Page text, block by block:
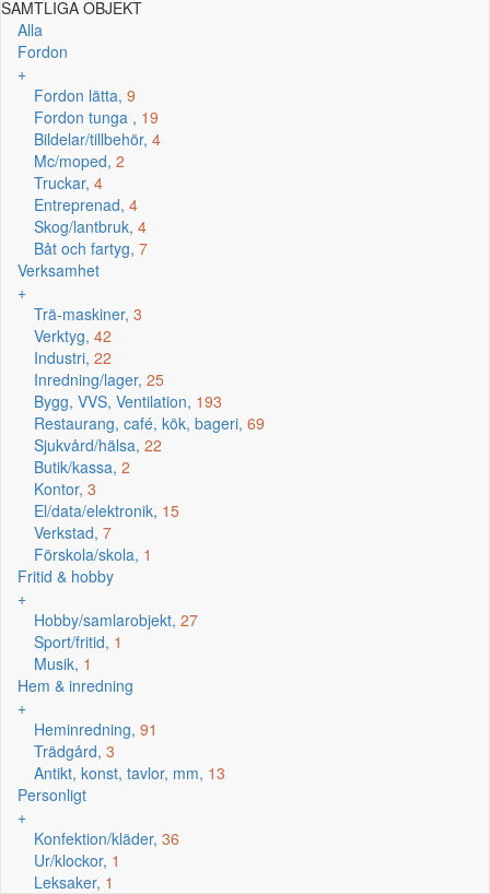
SAMTLIGA OBJEKT
Alla
Fordon
+
Fordon lätta, 9
Fordon tunga , 19
Bildelar/tillbehör, 4
Mc/moped, 2
Truckar, 4
Entreprenad, 4
Skog/lantbruk, 4
Båt och fartyg, 7
Verksamhet
+
Trä-maskiner, 3
Verktyg, 42
Industri, 22
Inredning/lager, 25
Bygg, VVS, Ventilation, 193
Restaurang, café, kök, bageri, 69
Sjukvård/hälsa, 22
Butik/kassa, 2
Kontor, 3
El/data/elektronik, 15
Verkstad, 7
Förskola/skola, 1
Fritid & hobby
+
Hobby/samlarobjekt, 27
Sport/fritid, 1
Musik, 1
Hem & inredning
+
Heminredning, 91
Trädgård, 3
Antikt, konst, tavlor, mm, 13
Personligt
+
Konfektion/kläder, 36
Ur/klockor, 1
Leksaker, 1